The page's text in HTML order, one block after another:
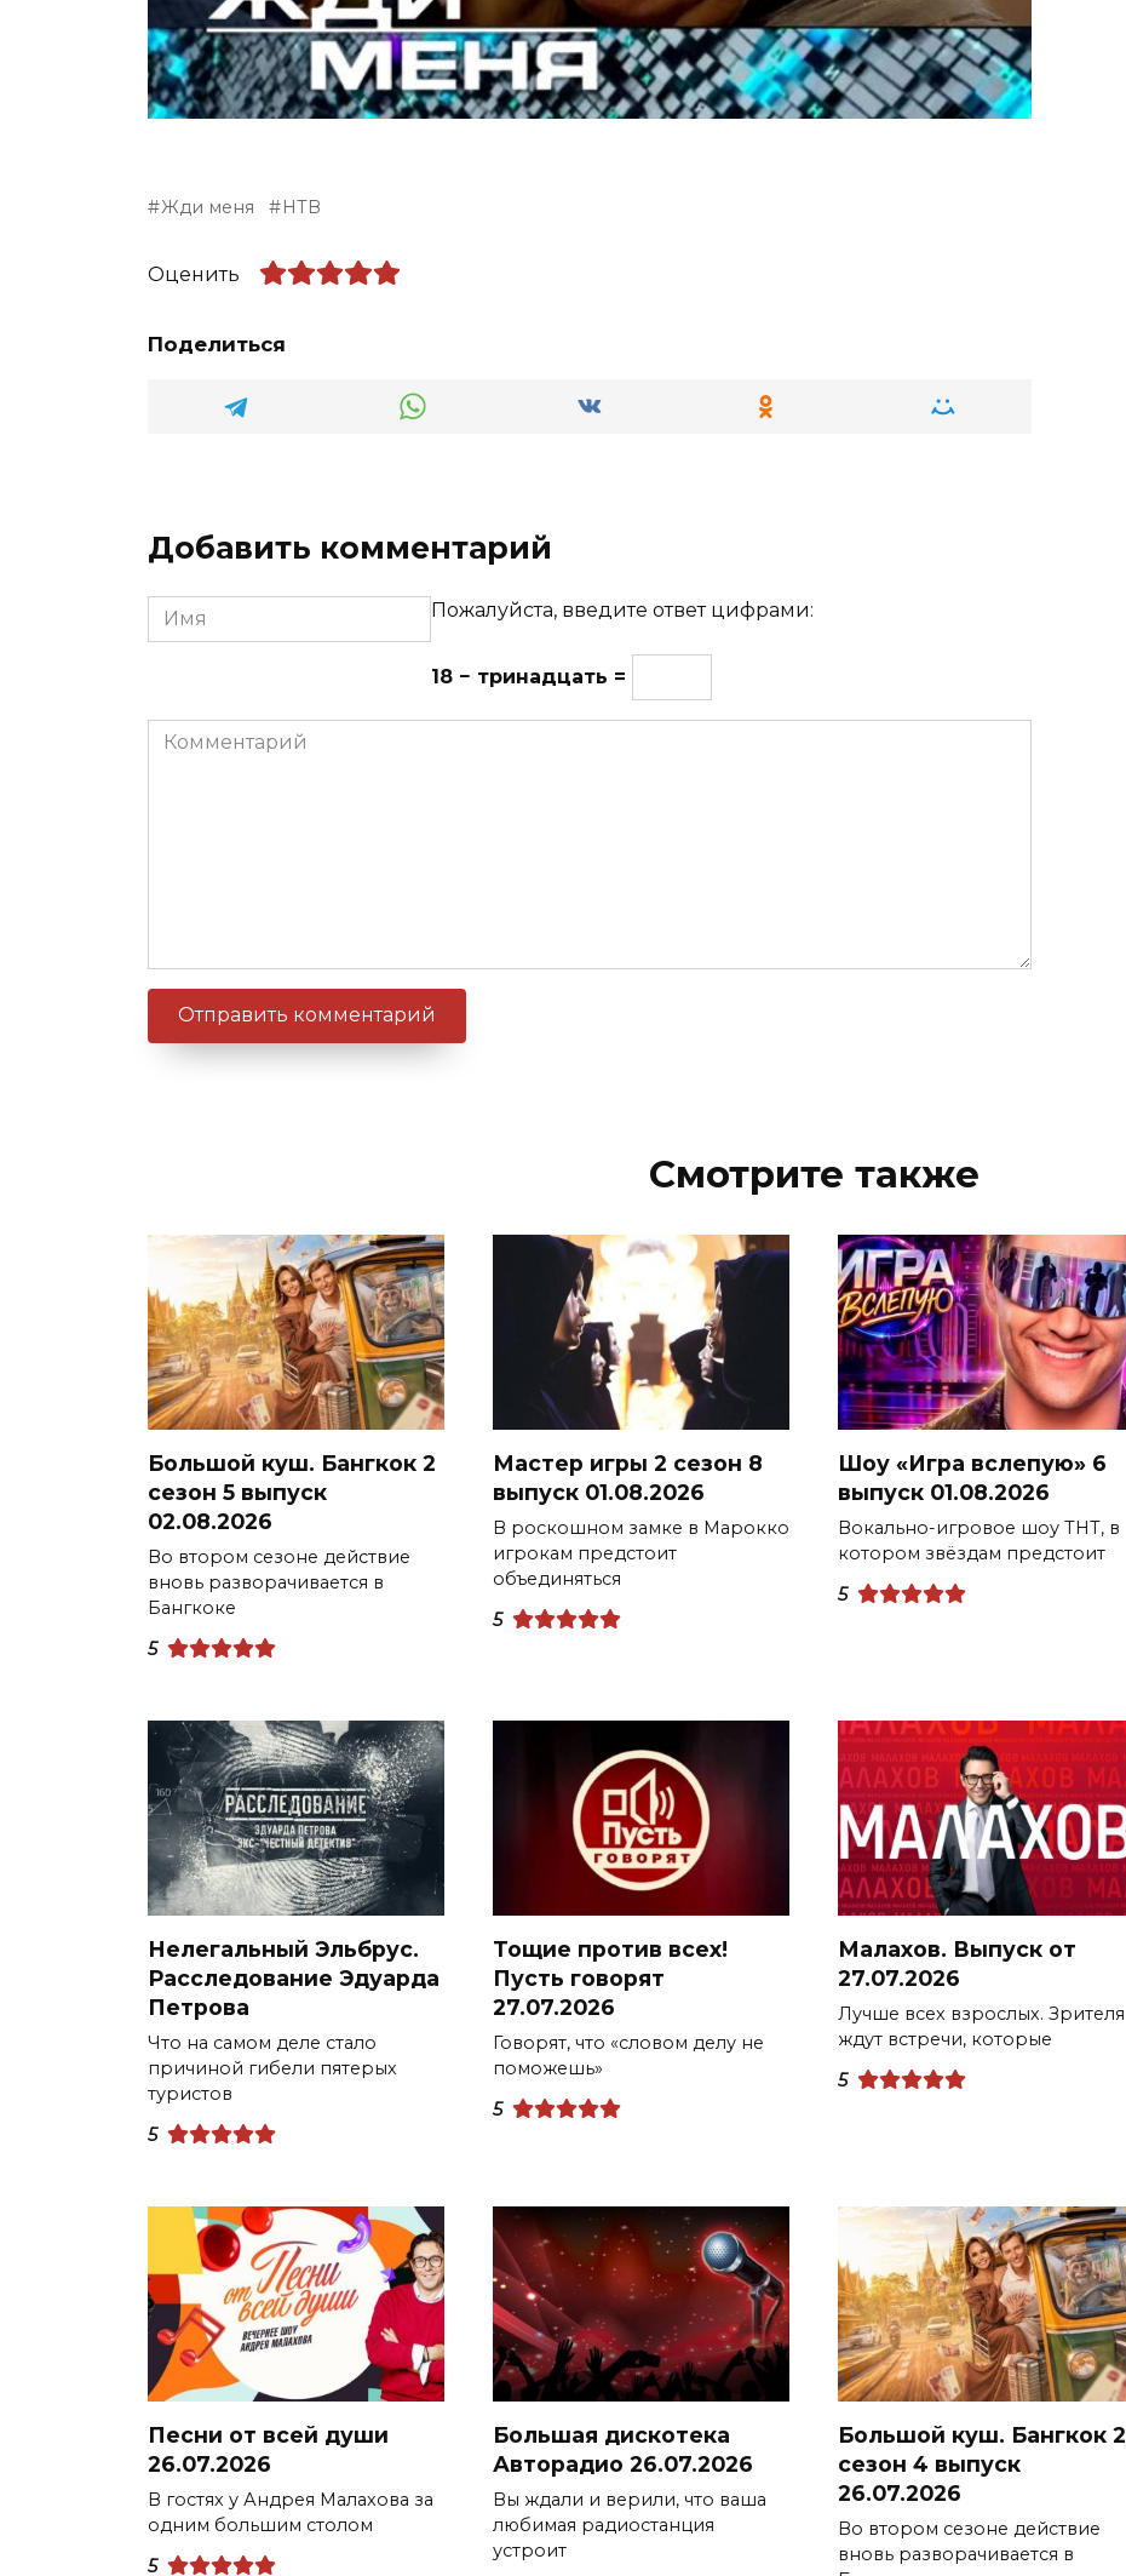
Жди меня НТВ
Оценить
Поделиться
Добавить комментарий
Имя Пожалуйста, введите ответ цифрами:
18 − тринадцать =
Комментарий
Смотрите также
Большой куш. Бангкок 2
сезон 5 выпуск
02.08.2026
Во втором сезоне действие
вновь разворачивается в
Бангкоке
5
Мастер игры 2 сезон 8
выпуск 01.08.2026
В роскошном замке в Марокко
игрокам предстоит
объединяться
5
Шоу «Игра вслепую» 6
выпуск 01.08.2026
Вокально-игровое шоу ТНТ, в
котором звёздам предстоит
5
Нелегальный Эльбрус.
Расследование Эдуарда
Петрова
Что на самом деле стало
причиной гибели пятерых
туристов
5
Тощие против всех!
Пусть говорят
27.07.2026
Говорят, что «словом делу не
поможешь»
5
Малахов. Выпуск от
27.07.2026
Лучше всех взрослых. Зрителя
ждут встречи, которые
5
Песни от всей души
26.07.2026
В гостях у Андрея Малахова за
одним большим столом
5
Большая дискотека
Авторадио 26.07.2026
Вы ждали и верили, что ваша
любимая радиостанция
устроит
Большой куш. Бангкок 2
сезон 4 выпуск
26.07.2026
Во втором сезоне действие
вновь разворачивается в